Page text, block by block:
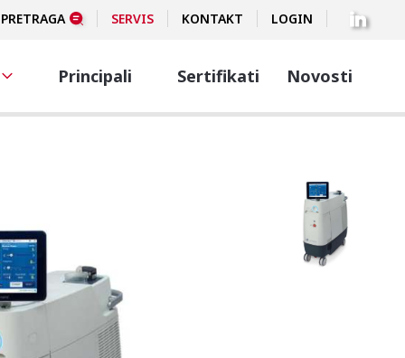
PRETRAGA SERVIS KONTAKT LOGIN
Principali Sertifikati Novosti